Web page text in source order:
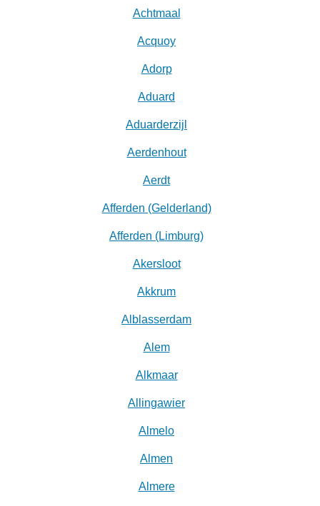
Achtmaal
Acquoy
Adorp
Aduard
Aduarderzijl
Aerdenhout
Aerdt
Afferden (Gelderland)
Afferden (Limburg)
Akersloot
Akkrum
Alblasserdam
Alem
Alkmaar
Allingawier
Almelo
Almen
Almere